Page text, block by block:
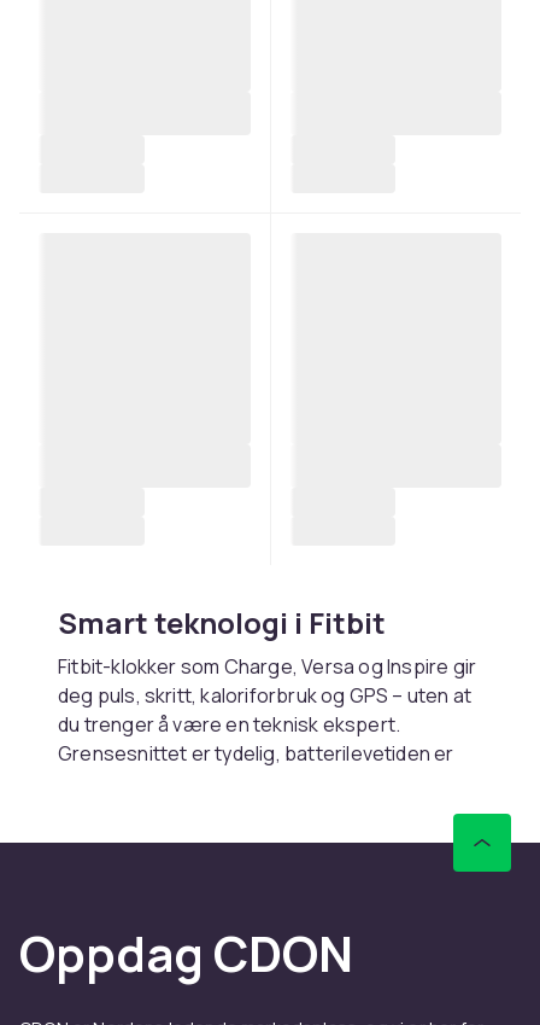
Smart teknologi i Fitbit
Fitbit-klokker som Charge,VersaogInspire gir
deg puls, skritt, kaloriforbruk og GPS – uten at
du trenger å være en teknisk ekspert.
Grensesnittet er tydelig, batterilevetiden er
Søvn, stress og restitusjon –
Med Fitbits smarte sensorer kan du spore
søvnmønstrene dine, få hjelp til å stresse ned
Oppdag CDON